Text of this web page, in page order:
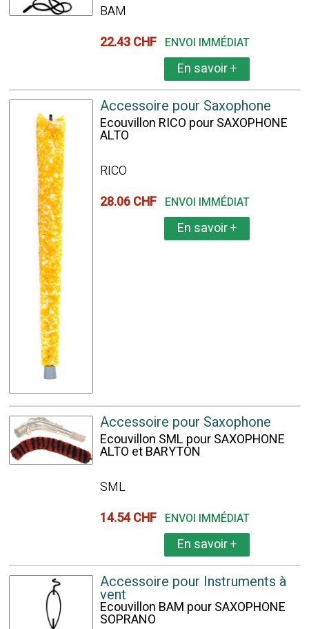
BAM
22.43 CHF ENVOI IMMÉDIAT
En savoir+
Accessoire pour Saxophone
Ecouvillon RICO pour SAXOPHONE
ALTO
RICO
28.06 CHF ENVOI IMMÉDIAT
En savoir+
Accessoire pour Saxophone
Ecouvillon SML pour SAXOPHONE
ALTO et BARYTON
SML
14.54 CHF ENVOI IMMÉDIAT
En savoir+
Accessoire pour Instruments à
vent
Ecouvillon BAM pour SAXOPHONE
SOPRANO